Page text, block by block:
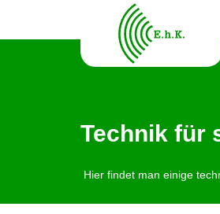
Technik für
Hier findet man einige